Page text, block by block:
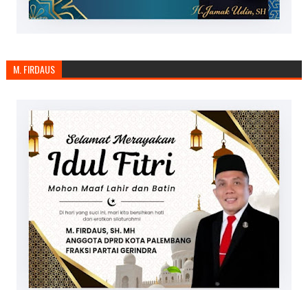
M. FIRDAUS